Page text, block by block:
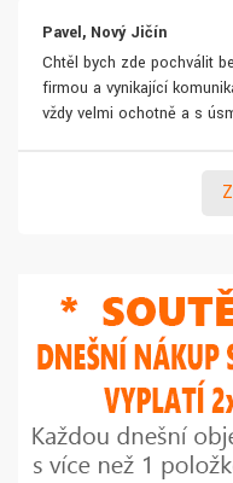
Pavel, Nový Jičín
Chtěl bych zde pochválit
firmou a vynikající
vždy velmi ochotně a s